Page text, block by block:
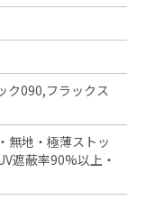
ク090,フラックス
無地・極薄ストッ
遮蔽率90%以上・